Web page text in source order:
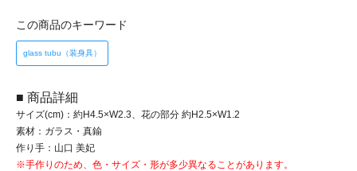
この商品のキーワード
glass tubu（装身具）
■ 商品詳細
サイズ(cm)：約H4.5×W2.3、花の部分 約H2.5×W1.2
素材：ガラス・真鍮
作り手：山口 美妃
※手作りのため、色・サイズ・形が多少異なることがあります。